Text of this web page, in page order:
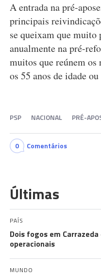
A entrada na pré-
principais
se queixam que muito
anualmente na pré-
muitos que reúnem os
os 55 anos de idade
PSP NACIONAL PRÉ-
0 Comentários
Últimas
PAÍS
Dois fogos em
operacionais
MUNDO